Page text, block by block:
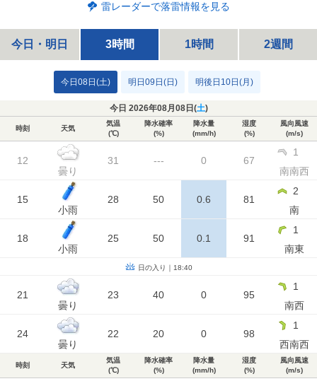
雷レーダーで落雷情報を見る
今日・明日 3時間 1時間 2週間
今日08日(土) 明日09日(日) 明後日10日(月)
今日 2026年08月08日(土)
時刻 天気
気温
(℃)
降水確率
(%)
降水量
(mm/h)
湿度
(%)
風向風速
(m/s)
12
曇り
31 --- 0 67
1
南南西
15
小雨
28 50 0.6 81
2
南
18
小雨
25 50 0.1 91
1
南東
日の入り｜18:40
21
曇り
23 40 0 95
1
南西
24
曇り
22 20 0 98
1
西南西
時刻 天気
気温
(℃)
降水確率
(%)
降水量
(mm/h)
湿度
(%)
風向風速
(m/s)